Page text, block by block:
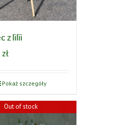
z lilii
zł
Pokaż szczegóły
Out of stock